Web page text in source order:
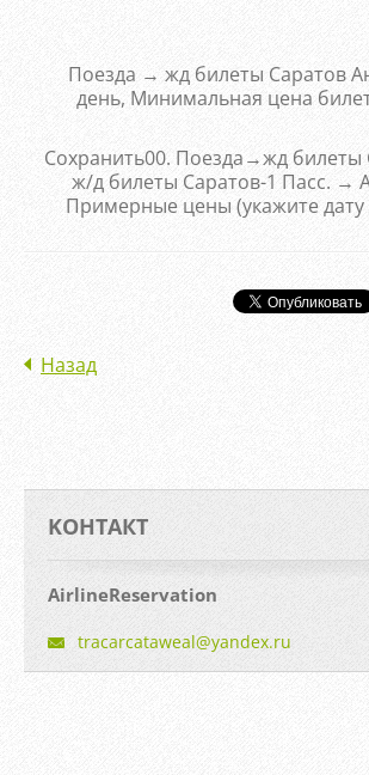
Поезда → жд билеты Саратов
день, Минимальная цена
Сохранить00. Поезда→жд билеты
ж/д билеты Саратов-1 Пасс. →
Примерные цены (укажите дату
Назад
KOНТАКТ
AirlineReservation
tracarcataweal@yandex.ru